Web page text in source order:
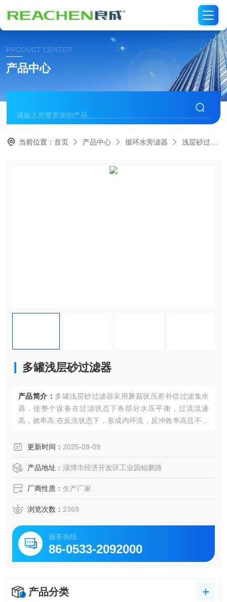
PRODUCT CENTER
产品中心
当前位置：首页 产品中心 循环水旁滤器 浅层砂过滤器
多罐浅层砂过滤器
产品简介： 多罐浅层砂过滤器采用蘑菇状压差补偿过滤集水
器，使整个设备在过滤状态下各部分水压平衡，过流流速
高，效率高;在反洗状态下，形成内环流，反冲效率高且不跑
更新时间： 2025-09-09
产品地址： 淄博市经济开发区工业园鲲鹏路
厂商性质： 生产厂家
浏览次数： 2369
服务热线
86-0533-2092000
产品分类